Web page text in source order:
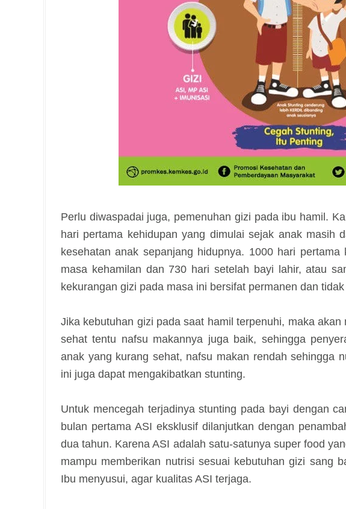
Perlu diwaspadai juga, pemenuhan gizi pada ibu hamil.
hari pertama kehidupan yang dimulai sejak anak masih
kesehatan anak sepanjang hidupnya. 1000 hari
masa kehamilan dan 730 hari setelah bayi lahir, atau
kekurangan gizi pada masa ini bersifat permanen dan
Jika kebutuhan gizi pada saat hamil terpenuhi, maka
sehat tentu nafsu makannya juga baik, sehingga
anak yang kurang sehat, nafsu makan rendah sehingga
ini juga dapat mengakibatkan stunting.
Untuk mencegah terjadinya stunting pada bayi dengan
bulan pertama ASI eksklusif dilanjutkan dengan
dua tahun. Karena ASI adalah satu-satunya super food
mampu memberikan nutrisi sesuai kebutuhan gizi sang
Ibu menyusui, agar kualitas ASI terjaga.